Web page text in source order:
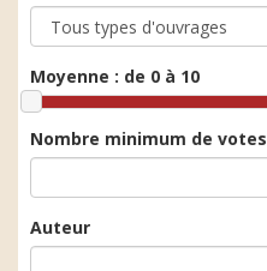
Moyenne : de 0 à 10
Nombre minimum de votes
Auteur